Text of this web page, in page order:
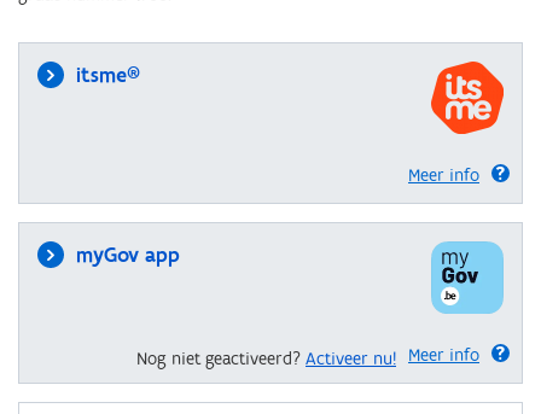
itsme®
Meer info
myGov app
Meer info
Nog niet geactiveerd? Activeer nu!